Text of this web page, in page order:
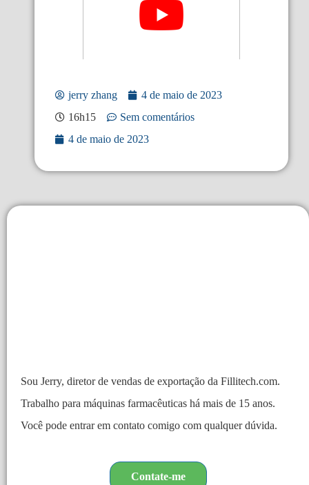
jerry zhang
4 de maio de 2023
16h15
Sem comentários
4 de maio de 2023
Sou Jerry, diretor de vendas de exportação da Fillitech.com.
Trabalho para máquinas farmacêuticas há mais de 15 anos.
Você pode entrar em contato comigo com qualquer dúvida.
Contate-me